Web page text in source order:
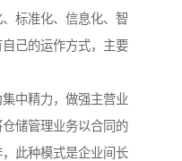
标准化、信息化、智
己的运作方式，主要
中精力，做强主营业
储管理业务以合同的
此种模式是企业间长